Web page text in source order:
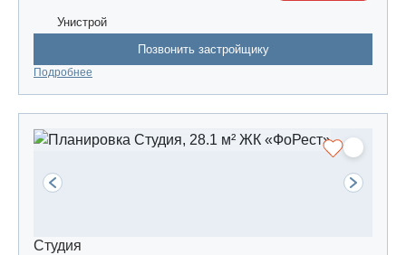
Унистрой
Позвонить застройщику
Подробнее
Студия